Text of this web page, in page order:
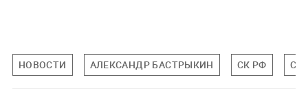
НОВОСТИ АЛЕКСАНДР БАСТРЫКИН СК РФ